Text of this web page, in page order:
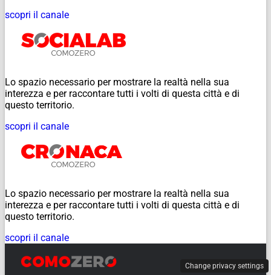
scopri il canale
Lo spazio necessario per mostrare la realtà nella sua
interezza e per raccontare tutti i volti di questa città e di
questo territorio.
scopri il canale
Lo spazio necessario per mostrare la realtà nella sua
interezza e per raccontare tutti i volti di questa città e di
questo territorio.
scopri il canale
Change privacy settings